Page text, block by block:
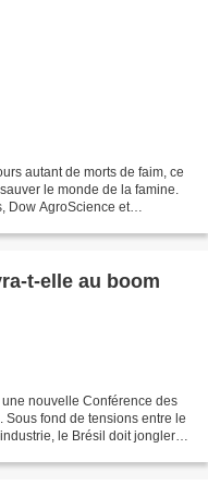
autant de morts de faim, ce
le monde de la famine.
Dow AgroScience et
t-elle au boom
nouvelle Conférence des
fond de tensions entre le
le Brésil doit jongler